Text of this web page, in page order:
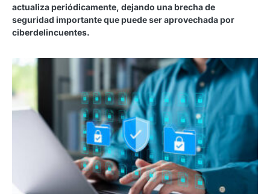
actualiza periódicamente, dejando una brecha de
seguridad importante que puede ser aprovechada por
ciberdelincuentes.